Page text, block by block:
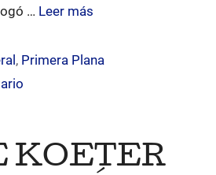
… Leer más
, Primera Plana
KOETER